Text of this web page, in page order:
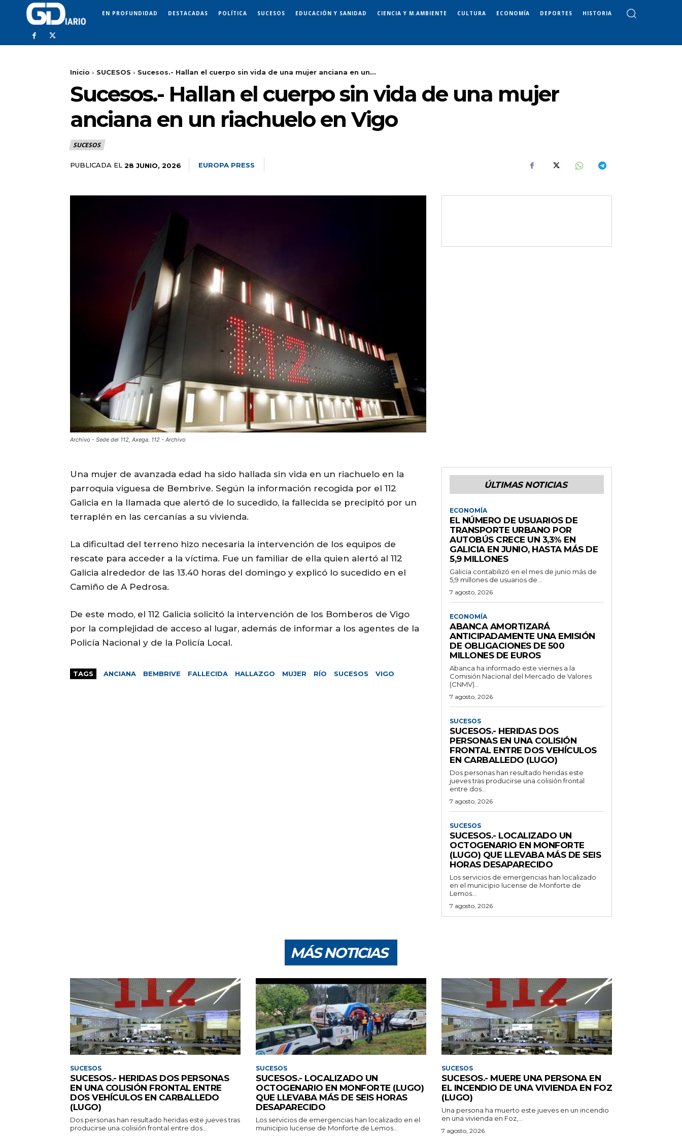
EN PROFUNDIDAD DESTACADAS POLÍTICA SUCESOS EDUCACIÓN Y SANIDAD CIENCIA Y M.AMBIENTE CULTURA ECONOMÍA DEPORTES HISTORIA
Inicio SUCESOS Sucesos.- Hallan el cuerpo sin vida de una mujer anciana en un...
Sucesos.- Hallan el cuerpo sin vida de una mujer
anciana en un riachuelo en Vigo
SUCESOS
PUBLICADA EL 28 JUNIO, 2026 EUROPA PRESS
Archivo - Sede del 112, Axega. 112 - Archivo
Una mujer de avanzada edad ha sido hallada sin vida en un riachuelo en la
parroquia viguesa de Bembrive. Según la información recogida por el 112
Galicia en la llamada que alertó de lo sucedido, la fallecida se precipitó por un
terraplén en las cercanías a su vivienda.
La dificultad del terreno hizo necesaria la intervención de los equipos de
rescate para acceder a la víctima. Fue un familiar de ella quien alertó al 112
Galicia alrededor de las 13.40 horas del domingo y explicó lo sucedido en el
Camiño de A Pedrosa.
De este modo, el 112 Galicia solicitó la intervención de los Bomberos de Vigo
por la complejidad de acceso al lugar, además de informar a los agentes de la
Policía Nacional y de la Policía Local.
TAGS ANCIANA BEMBRIVE FALLECIDA HALLAZGO MUJER RÍO SUCESOS VIGO
ÚLTIMAS NOTICIAS
ECONOMÍA
EL NÚMERO DE USUARIOS DE
TRANSPORTE URBANO POR
AUTOBÚS CRECE UN 3,3% EN
GALICIA EN JUNIO, HASTA MÁS DE
5,9 MILLONES
Galicia contabilizó en el mes de junio más de
5,9 millones de usuarios de...
7 agosto, 2026
ECONOMÍA
ABANCA AMORTIZARÁ
ANTICIPADAMENTE UNA EMISIÓN
DE OBLIGACIONES DE 500
MILLONES DE EUROS
Abanca ha informado este viernes a la
Comisión Nacional del Mercado de Valores
(CNMV)...
7 agosto, 2026
SUCESOS
SUCESOS.- HERIDAS DOS
PERSONAS EN UNA COLISIÓN
FRONTAL ENTRE DOS VEHÍCULOS
EN CARBALLEDO (LUGO)
Dos personas han resultado heridas este
jueves tras producirse una colisión frontal
entre dos...
7 agosto, 2026
SUCESOS
SUCESOS.- LOCALIZADO UN
OCTOGENARIO EN MONFORTE
(LUGO) QUE LLEVABA MÁS DE SEIS
HORAS DESAPARECIDO
Los servicios de emergencias han localizado
en el municipio lucense de Monforte de
Lemos...
7 agosto, 2026
MÁS NOTICIAS
SUCESOS
SUCESOS.- HERIDAS DOS PERSONAS
EN UNA COLISIÓN FRONTAL ENTRE
DOS VEHÍCULOS EN CARBALLEDO
(LUGO)
Dos personas han resultado heridas este jueves tras
producirse una colisión frontal entre dos...
SUCESOS
SUCESOS.- LOCALIZADO UN
OCTOGENARIO EN MONFORTE (LUGO)
QUE LLEVABA MÁS DE SEIS HORAS
DESAPARECIDO
Los servicios de emergencias han localizado en el
municipio lucense de Monforte de Lemos...
SUCESOS
SUCESOS.- MUERE UNA PERSONA EN
EL INCENDIO DE UNA VIVIENDA EN FOZ
(LUGO)
Una persona ha muerto este jueves en un incendio
en una vivienda en Foz,...
7 agosto, 2026